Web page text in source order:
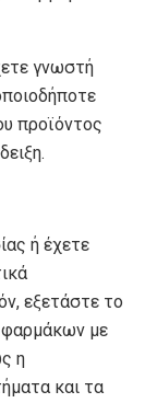
γνωστή
προϊόντος
ή έχετε
εξετάστε το
φαρμάκων με
η
και τα